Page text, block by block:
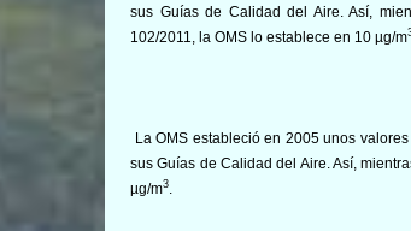
sus Guías de Calidad del Aire. Así,
102/2011, la OMS lo establece en 10 µg/m
La OMS estableció en 2005 unos
sus Guías de Calidad del Aire. Así,
µg/m3.